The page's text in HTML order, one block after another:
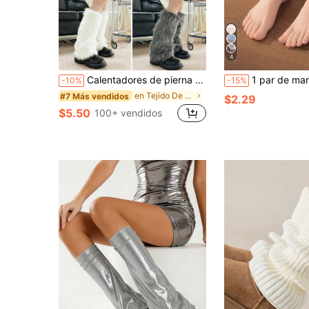
-10% Calentadores de pierna de felpa para mujer - 4 colores de cubiertas de pierna de piel sintética esponjosa en un estilo gótico punk Y2K, felpa de fiesta y calle para mujer
#7 Más vendidos en Tejido De Punto Calentadores de piernas para mu
$5.50 100+ vendidos
4
-15% 1 par de mangas elásticas para pies con volantes grandes de encaje blanco para mujer,
$2.29